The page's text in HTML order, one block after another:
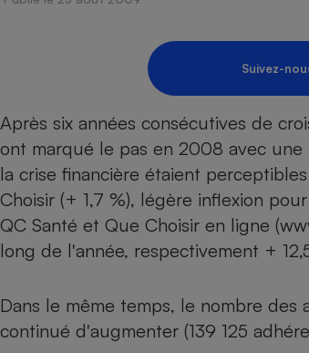
Suivez-
Après six années consécutives de
ont marqué le pas en 2008 avec
la crise financière étaient
Choisir (+ 1,7 %), légère inflexion
QC Santé et Que Choisir en ligne
long de l'année, respectivement +
Dans le même temps, le nombre des
continué d'augmenter (139 125
Produit
Sécurité
Banque
Pièce
Moto
Choisir son pellet
Comparateur assurance emprunteur
Energie Moins Chère Ensemble
Tous les comparateurs
Toutes les cartes interactives